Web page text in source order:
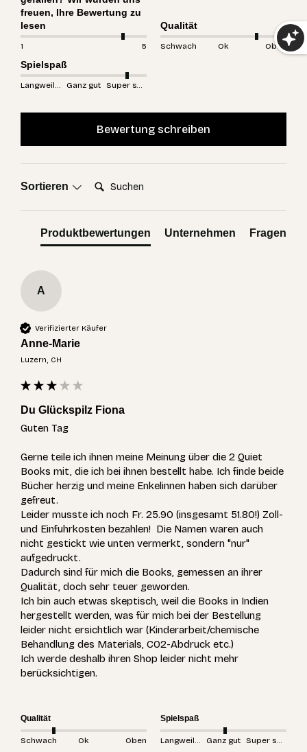
freuen, Ihre Bewertung zu
lesen
1 5
Qualität
Schwach Ok Oben
Spielspaß
Langweilig Ganz gut Super spannend
Bewertung schreiben
Sortieren Suchen:
Produktbewertungen Unternehmen Fragen
A
Verifizierter Käufer
Anne-Marie
Luzern, CH
Du Glückspilz Fiona
Guten Tag
Gerne teile ich ihnen meine Meinung über die 2 Quiet
Books mit, die ich bei ihnen bestellt habe. Ich finde beide
Bücher herzig und meine Enkelinnen haben sich darüber
gefreut.
Leider musste ich noch Fr. 25.90 (insgesamt 51.80!) Zoll-
und Einfuhrkosten bezahlen!  Die Namen waren auch
nicht gestickt wie unten vermerkt, sondern "nur"
aufgedruckt.
Dadurch sind für mich die Books, gemessen an ihrer
Qualität, doch sehr teuer geworden.
Ich bin auch etwas skeptisch, weil die Books in Indien
hergestellt werden, was für mich bei der Bestellung
leider nicht ersichtlich war (Kinderarbeit/chemische
Behandlung des Materials, CO2-Abdruck etc.)
Ich werde deshalb ihren Shop leider nicht mehr
berücksichtigen.
Qualität
Schwach Ok Oben
Spielspaß
Ganz gut
Super spannend